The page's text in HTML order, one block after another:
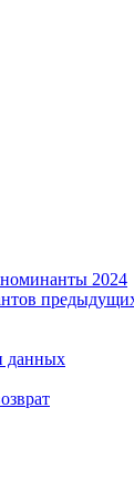
2024
данных